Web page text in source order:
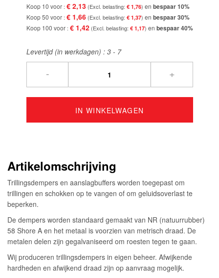
Koop 10 voor € 2,13 € 1,76 en bespaar10%
Koop 50 voor € 1,66 € 1,37 en bespaar30%
Koop 100 voor € 1,42 € 1,17 en bespaar40%
Levertijd (in werkdagen) : 3 - 7
- +
IN WINKELWAGEN
Artikelomschrijving
Trillingsdempers en aanslagbuffers worden toegepast om
trillingen en schokken op te vangen of om geluidsoverlast te
beperken.
De dempers worden standaard gemaakt van NR (natuurrubber)
58 Shore A en het metaal is voorzien van metrisch draad. De
metalen delen zijn gegalvaniseerd om roesten tegen te gaan.
Wij produceren trillingsdempers in eigen beheer. Afwijkende
hardheden en afwijkend draad zijn op aanvraag mogelijk.